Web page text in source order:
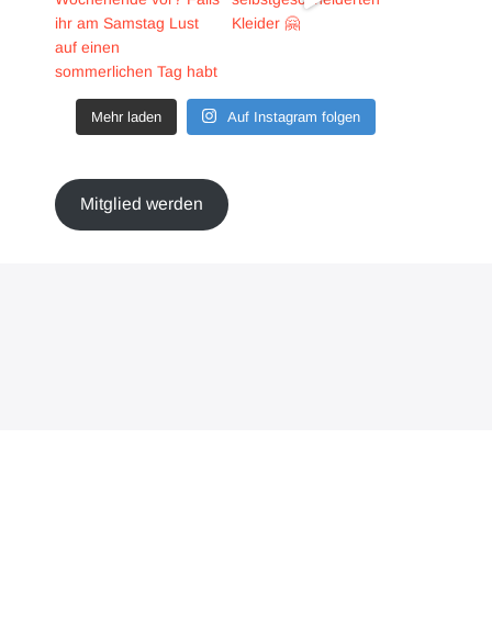
Mehr laden Auf Instagram folgen
Mitglied werden